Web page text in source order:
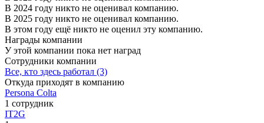
В 2024 году никто не оценивал компанию.
В 2025 году никто не оценивал компанию.
В этом году ещё никто не оценил эту компанию.
Награды компании
У этой компании пока нет наград
Сотрудники компании
Все, кто здесь работал (3)
Откуда приходят в компанию
Persona Colta
1 сотрудник
IT2G